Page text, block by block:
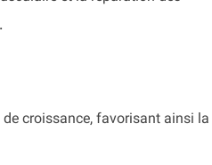
croissance, favorisant ainsi la